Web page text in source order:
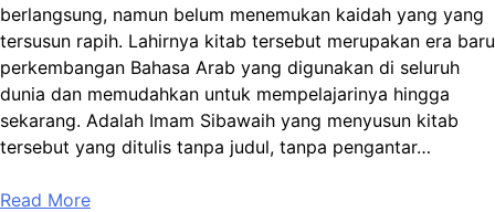
berlangsung, namun belum menemukan kaidah yang yang
tersusun rapih. Lahirnya kitab tersebut merupakan era baru
perkembangan Bahasa Arab yang digunakan di seluruh
dunia dan memudahkan untuk mempelajarinya hingga
sekarang. Adalah Imam Sibawaih yang menyusun kitab
tersebut yang ditulis tanpa judul, tanpa pengantar…
Read More